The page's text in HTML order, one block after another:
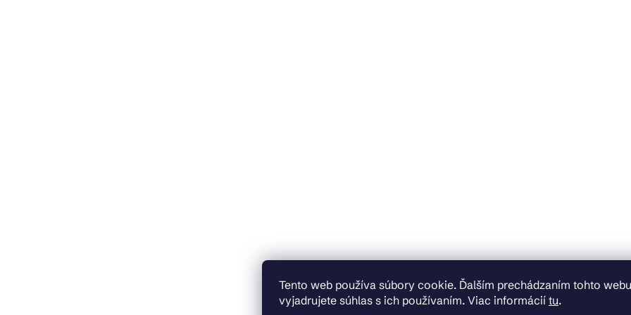
Tento web používa súbory cookie. Ďalším prechádzaním tohto webu
vyjadrujete súhlas s ich používaním. Viac informácií tu.